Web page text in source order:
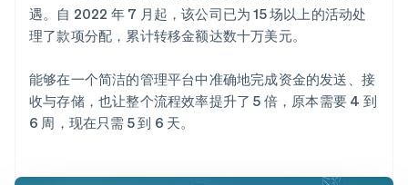
遇。自 2022 年 7 月起，该公司已为 15 场以上的活动处
理了款项分配，累计转移金额达数十万美元。
能够在一个简洁的管理平台中准确地完成资金的发送、接
收与存储，也让整个流程效率提升了 5 倍，原本需要 4 到
6 周，现在只需 5 到 6 天。